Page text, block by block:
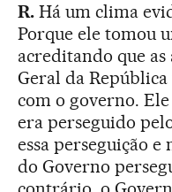
R.Há um clima
Porque ele tomou
acreditando que
Geral da
com o governo.
era perseguido
essa perseguição e
do Governo